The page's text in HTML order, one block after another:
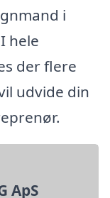
i
hele
der flere
udvide din
ApS